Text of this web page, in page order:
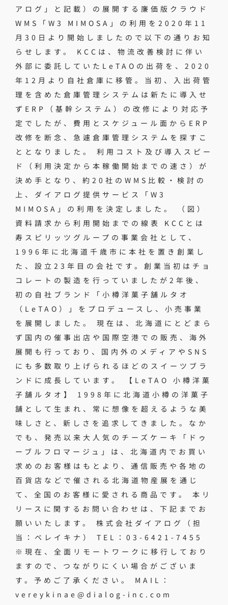
アログ」と記載）の展開する廉価版クラウド
WMS「W3 MIMOSA」の利用を2020年11
月30日より開始しましたので以下の通りお知
らせします。 KCCは、物流改善検討に伴い
外部に委託していたLeTAOの出荷を、2020
年12月より自社倉庫に移管。当初、入出荷管
理を含めた倉庫管理システムは新たに導入せ
ずERP（基幹システム）の改修により対応予
定でしたが、費用とスケジュール面からERP
改修を断念、急遽倉庫管理システムを探すこ
ととなりました。 利用コスト及び導入スピー
ド（利用決定から本稼働開始までの速さ）が
決め手となり、約20社のWMS比較・検討の
上、ダイアログ提供サービス「W3
MIMOSA」の利用を決定しました。 （図）
資料請求から利用開始までの線表 KCCとは
寿スピリッツグループの事業会社として、
1996年に北海道千歳市に本社を置き創業し
た、設立23年目の会社です。創業当初はチョ
コレートの製造を行っていましたが2年後、
初の自社ブランド「小樽洋菓子舗ルタオ
（LeTAO）」をプロデュースし、小売事業
を展開しました。 現在は、北海道にとどまら
ず国内の催事出店や国際空港での販売、海外
展開も行っており、国内外のメディアやSNS
にも多数取り上げられるほどのスイーツブラ
ンドに成長しています。 【LeTAO 小樽洋菓
子舗ルタオ】 1998年に北海道小樽の洋菓子
舗として生まれ、常に想像を超えるような美
味しさと、新しさを追求してきました。なか
でも、発売以来大人気のチーズケーキ「ドゥ
ーブルフロマージュ」は、北海道内でお買い
求めのお客様はもとより、通信販売や各地の
百貨店などで催される北海道物産展を通じ
て、全国のお客様に愛される商品です。 本リ
リースに関するお問い合わせは、下記までお
願いいたします。 株式会社ダイアログ（担
当：ベレイキナ） TEL：03-6421-7455
※現在、全面リモートワークに移行しており
ますので、つながりにくい場合がございま
す。予めご了承ください。 MAIL：
vereykinae@dialog-inc.com